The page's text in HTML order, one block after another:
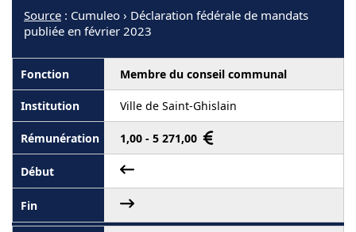
Source : Cumuleo › Déclaration fédérale de mandats
publiée en février 2023
Membre du conseil communal
Ville de Saint-Ghislain
1,00 - 5 271,00